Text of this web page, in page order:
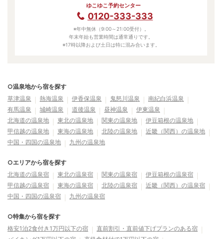
ゆこゆこ予約センター
0120-333-333
※年中無休（9:00～21:00受付）。
年末年始も営業時間は通常通りです。
※17時以降および土日は特に混み合います。
○温泉地から宿を探す
草津温泉
熱海温泉 伊香保温泉 鬼怒川温泉
南紀白浜温泉
有馬温泉
城崎温泉 道後温泉 昼神温泉
伊東温泉
北海道の温泉地
東北の温泉地 関東の温泉地
伊豆箱根の温泉地
甲信越の温泉地
東海の温泉地 北陸の温泉地
近畿（関西）の温泉地
中国・四国の温泉地
九州の温泉地
○エリアから宿を探す
北海道の温泉宿
東北の温泉宿 関東の温泉宿
伊豆箱根の温泉宿
甲信越の温泉宿
東海の温泉宿 北陸の温泉宿
近畿（関西）の温泉宿
中国・四国の温泉宿
九州の温泉宿
○特集から宿を探す
格安1泊2食付き1万円以下の宿
直前割引・直前値下げプランのある宿